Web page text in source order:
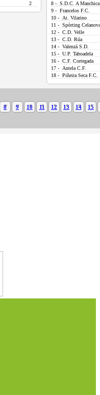
2
8 - S.D.C. A Manchica
9 - Francelos F.C.
10 - At. Vilarino
11 - Spórting Celanova
12 - C.D. Velle
13 - C.D. Rúa
14 - Valenzá S.D.
15 - U.P. Taboadela
16 - C.F. Cortegada
17 - Antela C.F.
18 - Piñeira Seca F.C.
8 9 10 11 12 13 14
15